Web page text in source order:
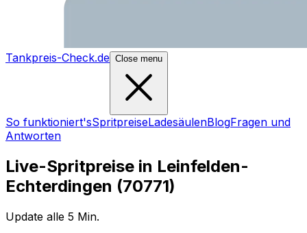
Tankpreis-Check.de Close menu
So funktioniert'sSpritpreiseLadesäulenBlogFragen und
Antworten
Live-Spritpreise in Leinfelden-
Echterdingen (70771)
Update alle 5 Min.